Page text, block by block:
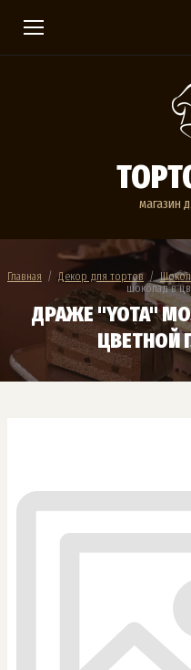
магазин
Главная
  /
Декор для тортов
  /
шоколад в
ДРАЖЕ "YOTA"
ЦВЕТНОЙ